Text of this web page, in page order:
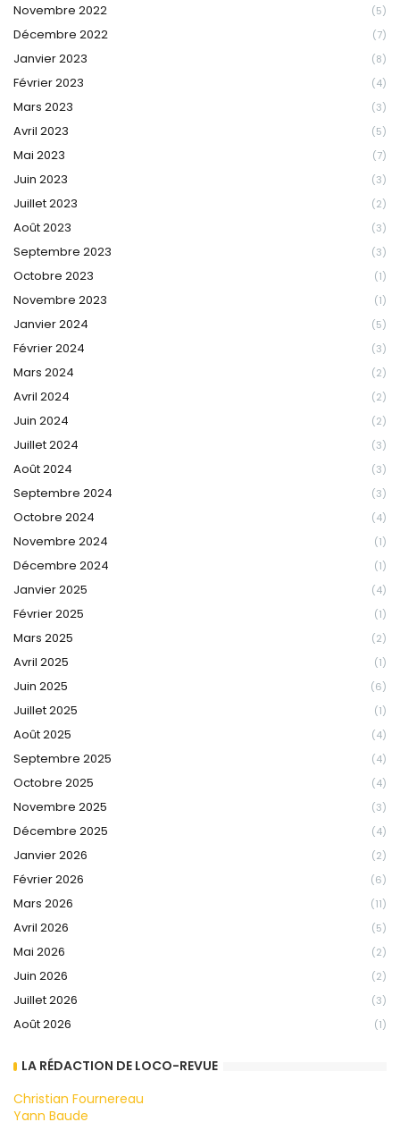
Novembre 2022 (5)
Décembre 2022 (7)
Janvier 2023 (8)
Février 2023 (4)
Mars 2023 (3)
Avril 2023 (5)
Mai 2023 (7)
Juin 2023 (3)
Juillet 2023 (2)
Août 2023 (3)
Septembre 2023 (3)
Octobre 2023 (1)
Novembre 2023 (1)
Janvier 2024 (5)
Février 2024 (3)
Mars 2024 (2)
Avril 2024 (2)
Juin 2024 (2)
Juillet 2024 (3)
Août 2024 (3)
Septembre 2024 (3)
Octobre 2024 (4)
Novembre 2024 (1)
Décembre 2024 (1)
Janvier 2025 (4)
Février 2025 (1)
Mars 2025 (2)
Avril 2025 (1)
Juin 2025 (6)
Juillet 2025 (1)
Août 2025 (4)
Septembre 2025 (4)
Octobre 2025 (4)
Novembre 2025 (3)
Décembre 2025 (4)
Janvier 2026 (2)
Février 2026 (6)
Mars 2026 (11)
Avril 2026 (5)
Mai 2026 (2)
Juin 2026 (2)
Juillet 2026 (3)
Août 2026 (1)
LA RÉDACTION DE LOCO-REVUE
Christian Fournereau
Yann Baude